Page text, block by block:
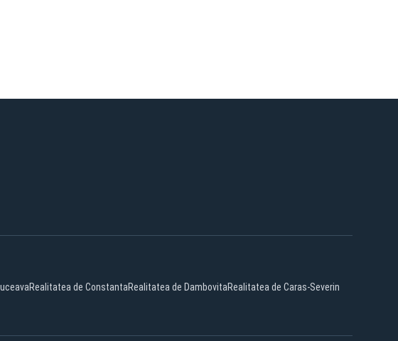
Realitatea de ConstantaRealitatea de DambovitaRealitatea de Caras-Severin